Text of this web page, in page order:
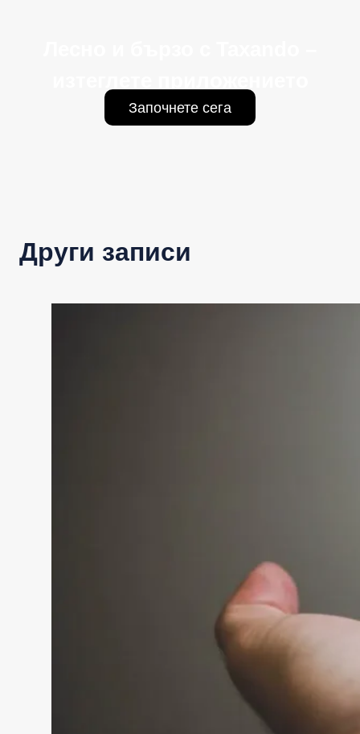
Започнете сега
Други записи